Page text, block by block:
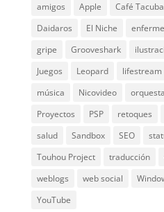
amigos Apple Café Tacuba
Daidaros
El Niche
gripe
Grooveshark
Juegos
Leopard lifestream
música
Nicovideo orquesta
Proyectos
PSP retoques
salud
Sandbox SEO
Touhou Project
traducción
weblogs
web social
YouTube